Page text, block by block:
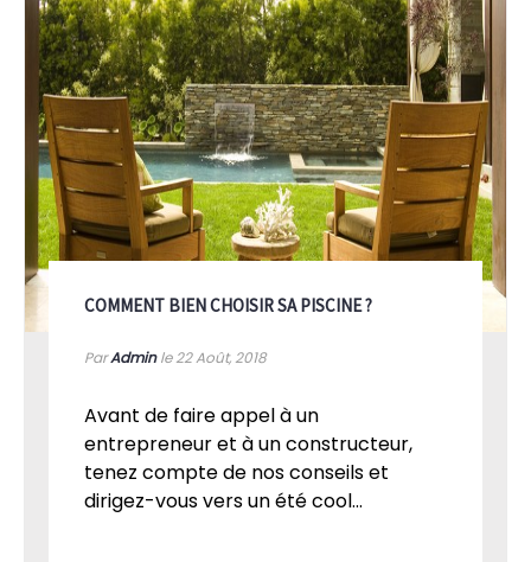
COMMENT BIEN CHOISIR SA PISCINE ?
ParAdminle 22Août, 2018
Avant de faire appel à un
entrepreneur et à un constructeur,
tenez compte de nos conseils et
dirigez-vous vers un été cool...